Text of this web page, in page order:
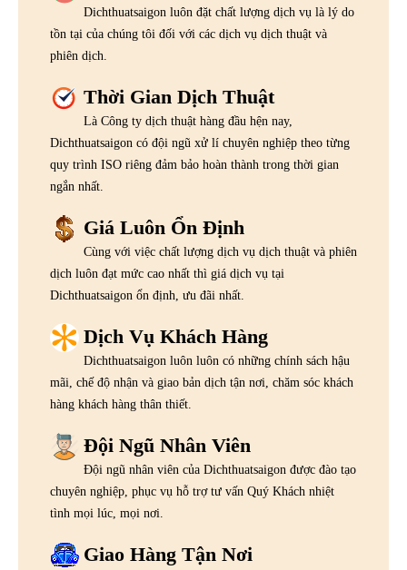
Dichthuatsaigon luôn đặt chất lượng dịch vụ là lý do
tồn tại của chúng tôi đối với các dịch vụ dịch thuật và
phiên dịch.
Thời Gian Dịch Thuật
Là Công ty dịch thuật hàng đầu hện nay,
Dichthuatsaigon có đội ngũ xử lí chuyên nghiệp theo từng
quy trình ISO riêng đảm bảo hoàn thành trong thời gian
ngắn nhất.
Giá Luôn Ổn Định
Cùng với việc chất lượng dịch vụ dịch thuật và phiên
dịch luôn đạt mức cao nhất thì giá dịch vụ tại
Dichthuatsaigon ổn định, ưu đãi nhất.
Dịch Vụ Khách Hàng
Dichthuatsaigon luôn luôn có những chính sách hậu
mãi, chế độ nhận và giao bản dịch tận nơi, chăm sóc khách
hàng khách hàng thân thiết.
Đội Ngũ Nhân Viên
Đội ngũ nhân viên của Dichthuatsaigon được đào tạo
chuyên nghiệp, phục vụ hỗ trợ tư vấn Quý Khách nhiệt
tình mọi lúc, mọi nơi.
Giao Hàng Tận Nơi